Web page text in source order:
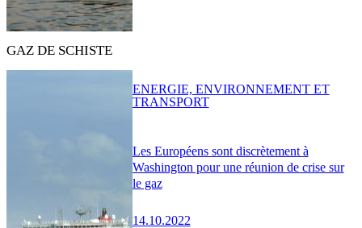
GAZ DE SCHISTE
Les Européens sont discrètement à
Washington pour une réunion de crise sur
le gaz
14.10.2022
ENERGIE, ENVIRONNEMENT ET
TRANSPORT